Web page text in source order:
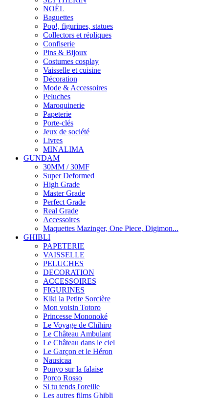
NOËL
Baguettes
Pop!, figurines, statues
Collectors et répliques
Confiserie
Pins & Bijoux
Costumes cosplay
Vaisselle et cuisine
Décoration
Mode & Accessoires
Peluches
Maroquinerie
Papeterie
Porte-clés
Jeux de société
Livres
MINALIMA
GUNDAM
30MM / 30MF
Super Deformed
High Grade
Master Grade
Perfect Grade
Real Grade
Accessoires
Maquettes Mazinger, One Piece, Digimon...
GHIBLI
PAPETERIE
VAISSELLE
PELUCHES
DECORATION
ACCESSOIRES
FIGURINES
Kiki la Petite Sorcière
Mon voisin Totoro
Princesse Mononoké
Le Voyage de Chihiro
Le Château Ambulant
Le Château dans le ciel
Le Garçon et le Héron
Nausicaa
Ponyo sur la falaise
Porco Rosso
Si tu tends l'oreille
Les autres films Ghibli